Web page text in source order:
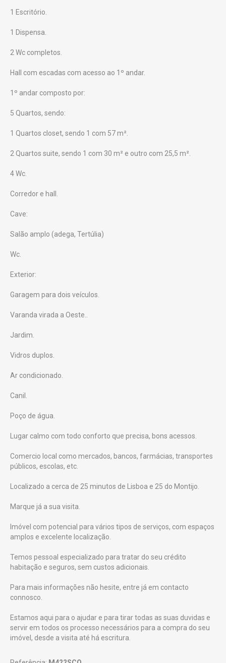
1 Escritório.
1 Dispensa.
2 Wc completos.
Hall com escadas com acesso ao 1º andar.
1º andar composto por:
5 Quartos, sendo:
1 Quartos closet, sendo 1 com 57 m².
2 Quartos suite, sendo 1 com 30 m² e outro com 25,5 m².
4 Wc.
Corredor e hall.
Cave:
Salão amplo (adega, Tertúlia)
Wc.
Exterior:
Garagem para dois veículos.
Varanda virada a Oeste..
Jardim.
Vidros duplos.
Ar condicionado.
Canil.
Poço de água.
Lugar calmo com todo conforto que precisa, bons acessos.
Comercio local como mercados, bancos, farmácias, transportes
públicos, escolas, etc.
Localizado a cerca de 25 minutos de Lisboa e 25 do Montijo.
Marque já a sua visita.
Imóvel com potencial para vários tipos de serviços, com espaços
amplos e excelente localização.
Temos pessoal especializado para tratar do seu crédito
habitação e seguros, sem custos adicionais.
Para mais informações não hesite, entre já em contacto
connosco.
Estamos aqui para o ajudar e para tirar todas as suas duvidas e
servir em todos os processo necessários para a compra do seu
imóvel, desde a visita até há escritura.